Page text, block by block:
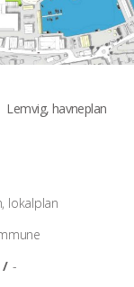
Lemvig, havneplan
lokalplan
/ -